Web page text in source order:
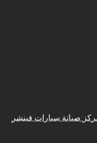
صيانة سيارات فينشر